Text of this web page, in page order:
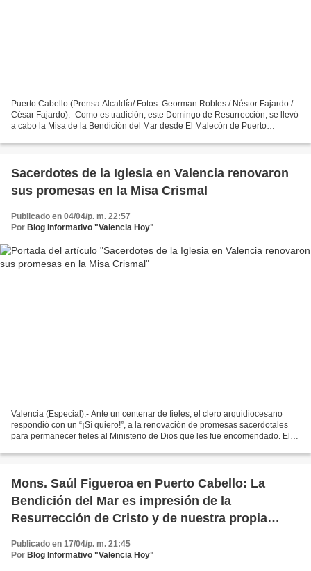
Puerto Cabello (Prensa Alcaldía/ Fotos: Georman Robles / Néstor Fajardo /
César Fajardo).- Como es tradición, este Domingo de Resurrección, se llevó
a cabo la Misa de la Bendición del Mar desde El Malecón de Puerto
Sacerdotes de la Iglesia en Valencia renovaron
sus promesas en la Misa Crismal
Publicado en 04/04/p. m. 22:57
Por Blog Informativo "Valencia Hoy"
Valencia (Especial).- Ante un centenar de fieles, el clero arquidiocesano
respondió con un “¡Sí quiero!”, a la renovación de promesas sacerdotales
para permanecer fieles al Ministerio de Dios que les fue encomendado. El
Mons. Saúl Figueroa en Puerto Cabello: La
Bendición del Mar es impresión de la
Resurrección de Cristo y de nuestra propia
Publicado en 17/04/p. m. 21:45
Por Blog Informativo "Valencia Hoy"